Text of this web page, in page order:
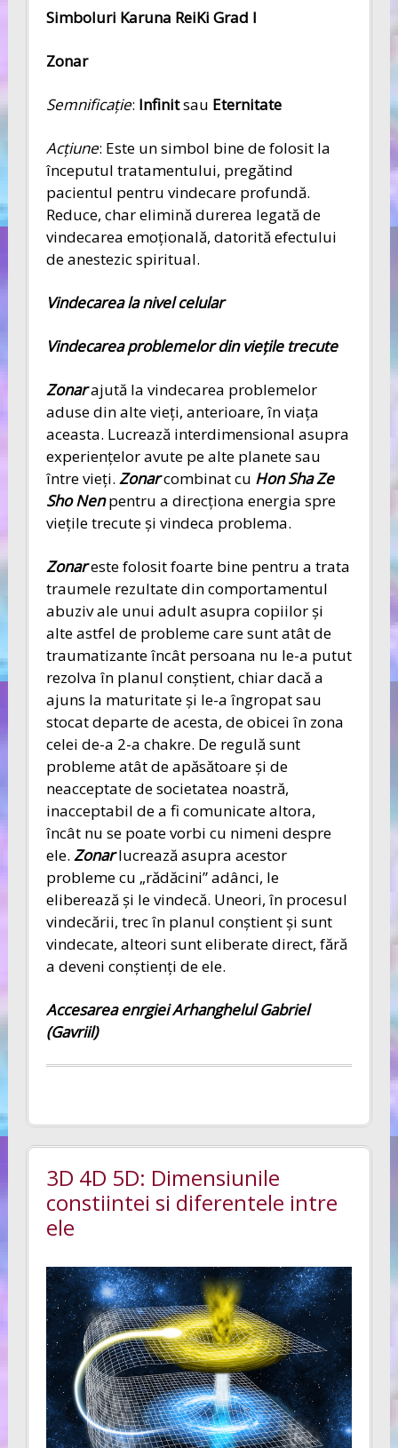
Simboluri Karuna ReiKi Grad I
Zonar
Semnificaţie: Infinitsau Eternitate
Acţiune: Este un simbol bine de folosit la
începutul tratamentului, pregătind
pacientul pentru vindecare profundă.
Reduce, char elimină durerea legată de
vindecarea emoţională, datorită efectului
de anestezic spiritual.
Vindecarea la nivel celular
Vindecarea problemelor din vieţile trecute
Zonarajută la vindecarea problemelor
aduse din alte vieţi, anterioare, în viaţa
aceasta. Lucrează interdimensional asupra
experienţelor avute pe alte planete sau
între vieţi. Zonarcombinat cu Hon Sha Ze
Sho Nenpentru a direcţiona energia spre
vieţile trecute şi vindeca problema.
Zonareste folosit foarte bine pentru a trata
traumele rezultate din comportamentul
abuziv ale unui adult asupra copiilor şi
alte astfel de probleme care sunt atât de
traumatizante încât persoana nu le-a putut
rezolva în planul conştient, chiar dacă a
ajuns la maturitate şi le-a îngropat sau
stocat departe de acesta, de obicei în zona
celei de-a 2-a chakre. De regulă sunt
probleme atât de apăsătoare şi de
neacceptate de societatea noastră,
inacceptabil de a fi comunicate altora,
încât nu se poate vorbi cu nimeni despre
ele. Zonarlucrează asupra acestor
probleme cu „rădăcini” adânci, le
eliberează şi le vindecă. Uneori, în procesul
vindecării, trec în planul conştient şi sunt
vindecate, alteori sunt eliberate direct, fără
a deveni conştienţi de ele.
Accesarea enrgiei Arhanghelul Gabriel
(Gavriil)
3D 4D 5D: Dimensiunile
constiintei si diferentele intre
ele